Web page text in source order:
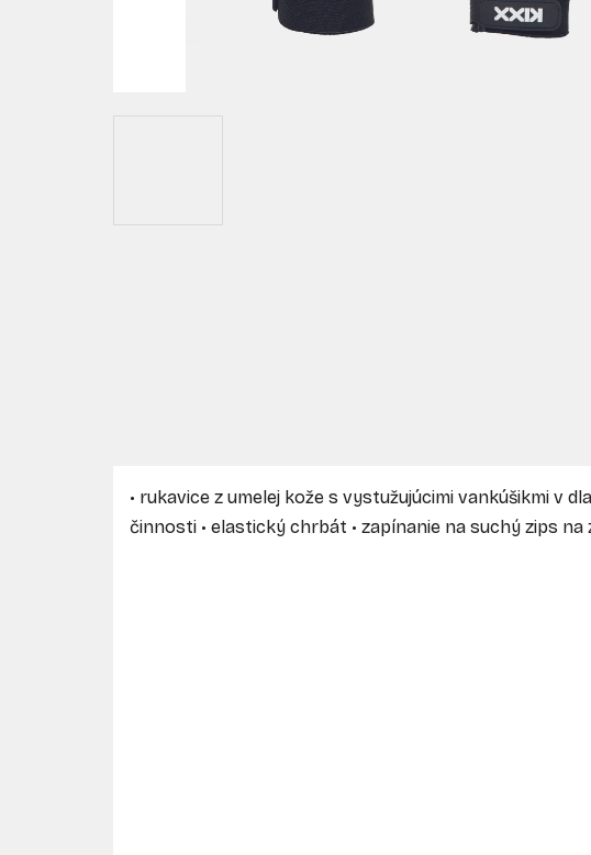
• rukavice z umelej kože s vystužujúcimi vankúšikmi v
činnosti • elastický chrbát • zapínanie na suchý zips na